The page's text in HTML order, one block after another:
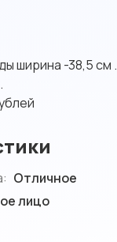
ширина -38,5 см .
Отличное
лицо